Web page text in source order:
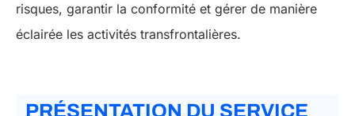
risques, garantir la conformité et gérer de manière
éclairée les activités transfrontalières.
PRÉSENTATION DU SERVICE